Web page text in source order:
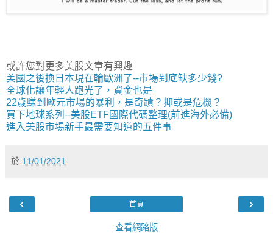
或許您對更多美股文章有興趣
美國之後換日本現在輪歐洲了--市場到底缺多少錢?
全球化讓年輕人跑光了，資金也是
22歲賺到歐元市場的暴利，是奇蹟？抑或是危機？
買下地球系列--美股ETF國際代碼整理(前進海外必備)
進入美股市場新手最需要知道的五件事
於 11/01/2021
‹ ›
首頁
查看網路版